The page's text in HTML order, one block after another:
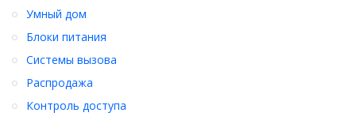
Умный дом
Блоки питания
Системы вызова
Распродажа
Контроль доступа